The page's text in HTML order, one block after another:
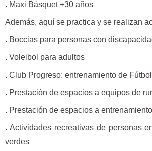
. Maxi Básquet +30 años
Además, aquí se practica y se realizan
. Boccias para personas con
. Voleibol para adultos
. Club Progreso: entrenamiento de
. Prestación de espacios a equipos de
. Prestación de espacios a
. Actividades recreativas de personas
verdes